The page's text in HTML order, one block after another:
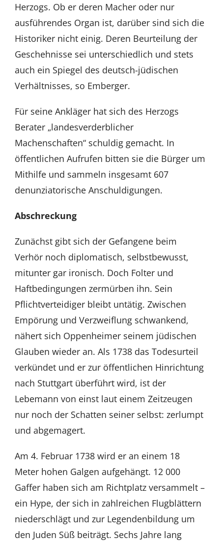
Herzogs. Ob er deren Macher oder nur
ausführendes Organ ist, darüber sind sich die
Historiker nicht einig. Deren Beurteilung der
Geschehnisse sei unterschiedlich und stets
auch ein Spiegel des deutsch-jüdischen
Verhältnisses, so Emberger.
Für seine Ankläger hat sich des Herzogs
Berater „landesverderblicher
Machenschaften“ schuldig gemacht. In
öffentlichen Aufrufen bitten sie die Bürger um
Mithilfe und sammeln insgesamt 607
denunziatorische Anschuldigungen.
Abschreckung
Zunächst gibt sich der Gefangene beim
Verhör noch diplomatisch, selbstbewusst,
mitunter gar ironisch. Doch Folter und
Haftbedingungen zermürben ihn. Sein
Pflichtverteidiger bleibt untätig. Zwischen
Empörung und Verzweiflung schwankend,
nähert sich Oppenheimer seinem jüdischen
Glauben wieder an. Als 1738 das Todesurteil
verkündet und er zur öffentlichen Hinrichtung
nach Stuttgart überführt wird, ist der
Lebemann von einst laut einem Zeitzeugen
nur noch der Schatten seiner selbst: zerlumpt
und abgemagert.
Am 4. Februar 1738 wird er an einem 18
Meter hohen Galgen aufgehängt. 12 000
Gaffer haben sich am Richtplatz versammelt –
ein Hype, der sich in zahlreichen Flugblättern
niederschlägt und zur Legendenbildung um
den Juden Süß beiträgt. Sechs Jahre lang